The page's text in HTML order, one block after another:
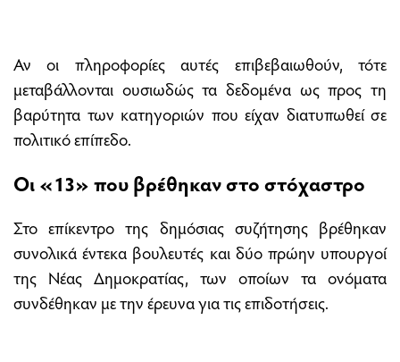
Αν οι πληροφορίες αυτές επιβεβαιωθούν, τότε
μεταβάλλονται ουσιωδώς τα δεδομένα ως προς τη
βαρύτητα των κατηγοριών που είχαν διατυπωθεί σε
πολιτικό επίπεδο.
Οι «13» που βρέθηκαν στο στόχαστρο
Στο επίκεντρο της δημόσιας συζήτησης βρέθηκαν
συνολικά έντεκα βουλευτές και δύο πρώην υπουργοί
της Νέας Δημοκρατίας, των οποίων τα ονόματα
συνδέθηκαν με την έρευνα για τις επιδοτήσεις.